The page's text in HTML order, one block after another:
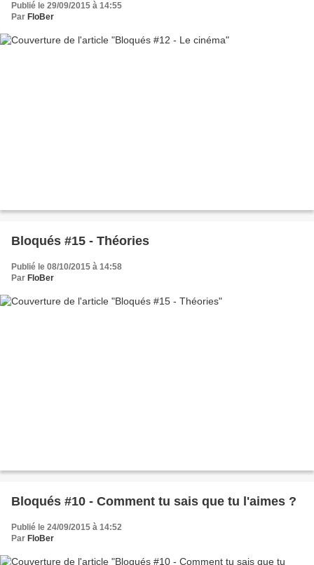
Publié le 29/09/2015 à 14:55
Par FloBer
Bloqués #15 - Théories
Publié le 08/10/2015 à 14:58
Par FloBer
Bloqués #10 - Comment tu sais que tu l'aimes ?
Publié le 24/09/2015 à 14:52
Par FloBer